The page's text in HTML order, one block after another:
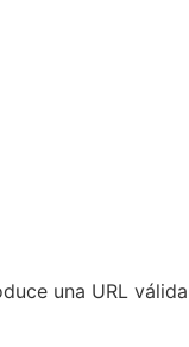
una URL válida